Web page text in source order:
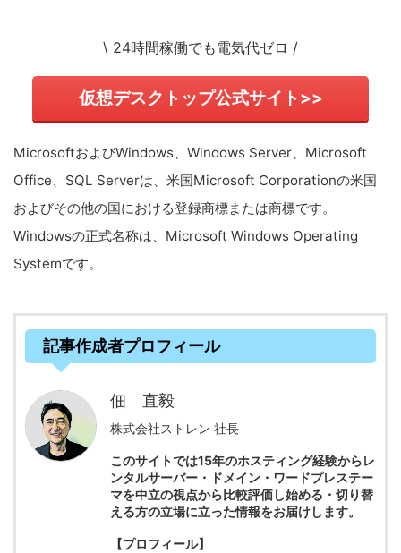
\ 24時間稼働でも電気代ゼロ /
仮想デスクトップ公式サイト>>
MicrosoftおよびWindows、Windows Server、Microsoft
Office、SQL Serverは、米国Microsoft Corporationの米国
およびその他の国における登録商標または商標です。
Windowsの正式名称は、Microsoft Windows Operating
Systemです。
記事作成者プロフィール
佃 直毅
株式会社ストレン 社長
このサイトでは15年のホスティング経験からレ
ンタルサーバー・ドメイン・ワードプレステー
マを中立の視点から比較評価し始める・切り替
える方の立場に立った情報をお届けします。
【プロフィール】